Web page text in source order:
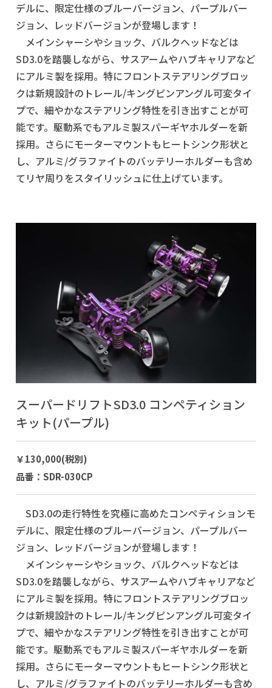
デルに、限定仕様のブルーバージョン、パープルバー
ジョン、レッドバージョンが登場します！
メインシャーシやショック、バルクヘッドなどは
SD3.0を踏襲しながら、サスアームやハブキャリアなど
にアルミ製を採用。特にフロントステアリングブロッ
クは新規設計のトレール/キングピンアングル可変タイ
プで、細やかなステアリング特性を引き出すことが可
能です。駆動系でもアルミ製スパーギヤホルダーを新
採用。さらにモーターマウントもヒートシンク形状と
し、アルミ/グラファイトのバッテリーホルダーも含め
てリヤ周りをスタイリッシュに仕上げています。
スーパードリフトSD3.0 コンペティション
キット(パープル)
￥130,000(税別)
品番：SDR-030CP
SD3.0の走行特性を究極に高めたコンペティションモ
デルに、限定仕様のブルーバージョン、パープルバー
ジョン、レッドバージョンが登場します！
メインシャーシやショック、バルクヘッドなどは
SD3.0を踏襲しながら、サスアームやハブキャリアなど
にアルミ製を採用。特にフロントステアリングブロッ
クは新規設計のトレール/キングピンアングル可変タイ
プで、細やかなステアリング特性を引き出すことが可
能です。駆動系でもアルミ製スパーギヤホルダーを新
採用。さらにモーターマウントもヒートシンク形状と
し、アルミ/グラファイトのバッテリーホルダーも含め